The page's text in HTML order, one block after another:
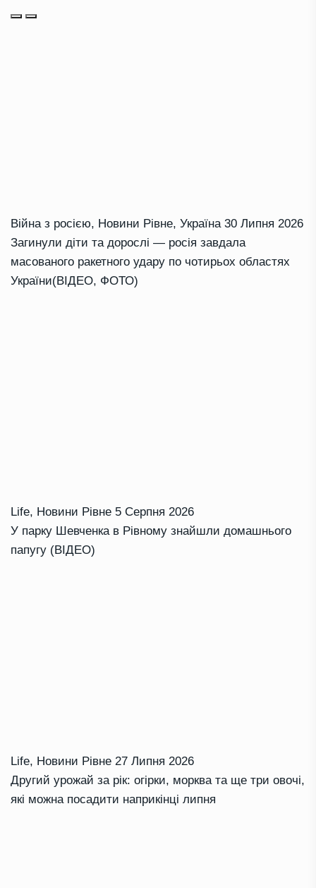
Війна з росією, Новини Рівне, Україна 30 Липня 2026
Загинули діти та дорослі — росія завдала
масованого ракетного удару по чотирьох областях
України(ВІДЕО, ФОТО)
Life, Новини Рівне 5 Серпня 2026
У парку Шевченка в Рівному знайшли домашнього
папугу (ВІДЕО)
Life, Новини Рівне 27 Липня 2026
Другий урожай за рік: огірки, морква та ще три овочі,
які можна посадити наприкінці липня